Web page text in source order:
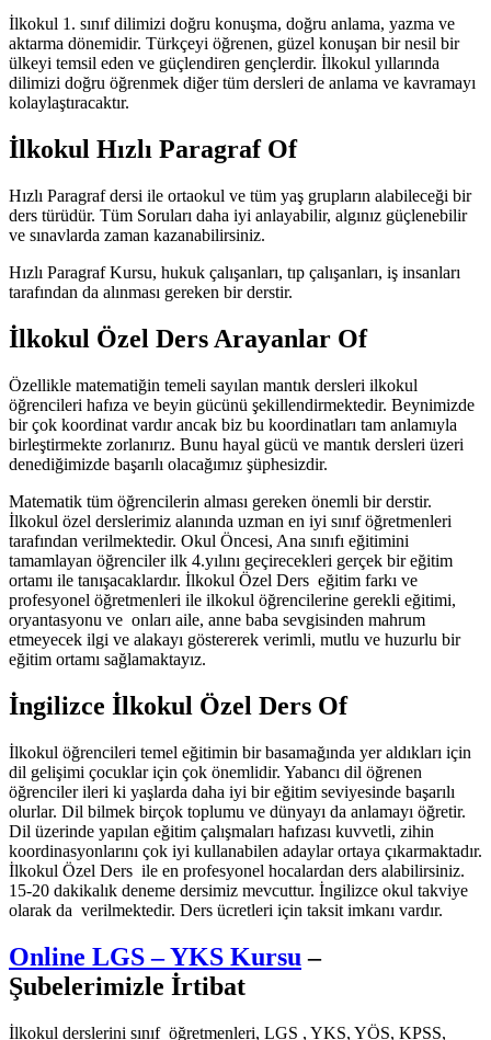
İlkokul 1. sınıf dilimizi doğru konuşma, doğru anlama, yazma ve
aktarma dönemidir. Türkçeyi öğrenen, güzel konuşan bir nesil bir
ülkeyi temsil eden ve güçlendiren gençlerdir. İlkokul yıllarında
dilimizi doğru öğrenmek diğer tüm dersleri de anlama ve kavramayı
kolaylaştıracaktır.
İlkokul Hızlı Paragraf Of
Hızlı Paragraf dersi ile ortaokul ve tüm yaş grupların alabileceği bir
ders türüdür. Tüm Soruları daha iyi anlayabilir, algınız güçlenebilir
ve sınavlarda zaman kazanabilirsiniz.
Hızlı Paragraf Kursu, hukuk çalışanları, tıp çalışanları, iş insanları
tarafından da alınması gereken bir derstir.
İlkokul Özel Ders Arayanlar Of
Özellikle matematiğin temeli sayılan mantık dersleri ilkokul
öğrencileri hafıza ve beyin gücünü şekillendirmektedir. Beynimizde
bir çok koordinat vardır ancak biz bu koordinatları tam anlamıyla
birleştirmekte zorlanırız. Bunu hayal gücü ve mantık dersleri üzeri
denediğimizde başarılı olacağımız şüphesizdir.
Matematik tüm öğrencilerin alması gereken önemli bir derstir.
İlkokul özel derslerimiz alanında uzman en iyi sınıf öğretmenleri
tarafından verilmektedir. Okul Öncesi, Ana sınıfı eğitimini
tamamlayan öğrenciler ilk 4.yılını geçirecekleri gerçek bir eğitim
ortamı ile tanışacaklardır. İlkokul Özel Ders eğitim farkı ve
profesyonel öğretmenleri ile ilkokul öğrencilerine gerekli eğitimi,
oryantasyonu ve onları aile, anne baba sevgisinden mahrum
etmeyecek ilgi ve alakayı göstererek verimli, mutlu ve huzurlu bir
eğitim ortamı sağlamaktayız.
İngilizce İlkokul Özel Ders Of
İlkokul öğrencileri temel eğitimin bir basamağında yer aldıkları için
dil gelişimi çocuklar için çok önemlidir. Yabancı dil öğrenen
öğrenciler ileri ki yaşlarda daha iyi bir eğitim seviyesinde başarılı
olurlar. Dil bilmek birçok toplumu ve dünyayı da anlamayı öğretir.
Dil üzerinde yapılan eğitim çalışmaları hafızası kuvvetli, zihin
koordinasyonlarını çok iyi kullanabilen adaylar ortaya çıkarmaktadır.
İlkokul Özel Ders ile en profesyonel hocalardan ders alabilirsiniz.
15-20 dakikalık deneme dersimiz mevcuttur. İngilizce okul takviye
olarak da verilmektedir. Ders ücretleri için taksit imkanı vardır.
Online LGS – YKS Kursu –
Şubelerimizle İrtibat
İlkokul derslerini sınıf öğretmenleri, LGS , YKS, YÖS, KPSS,